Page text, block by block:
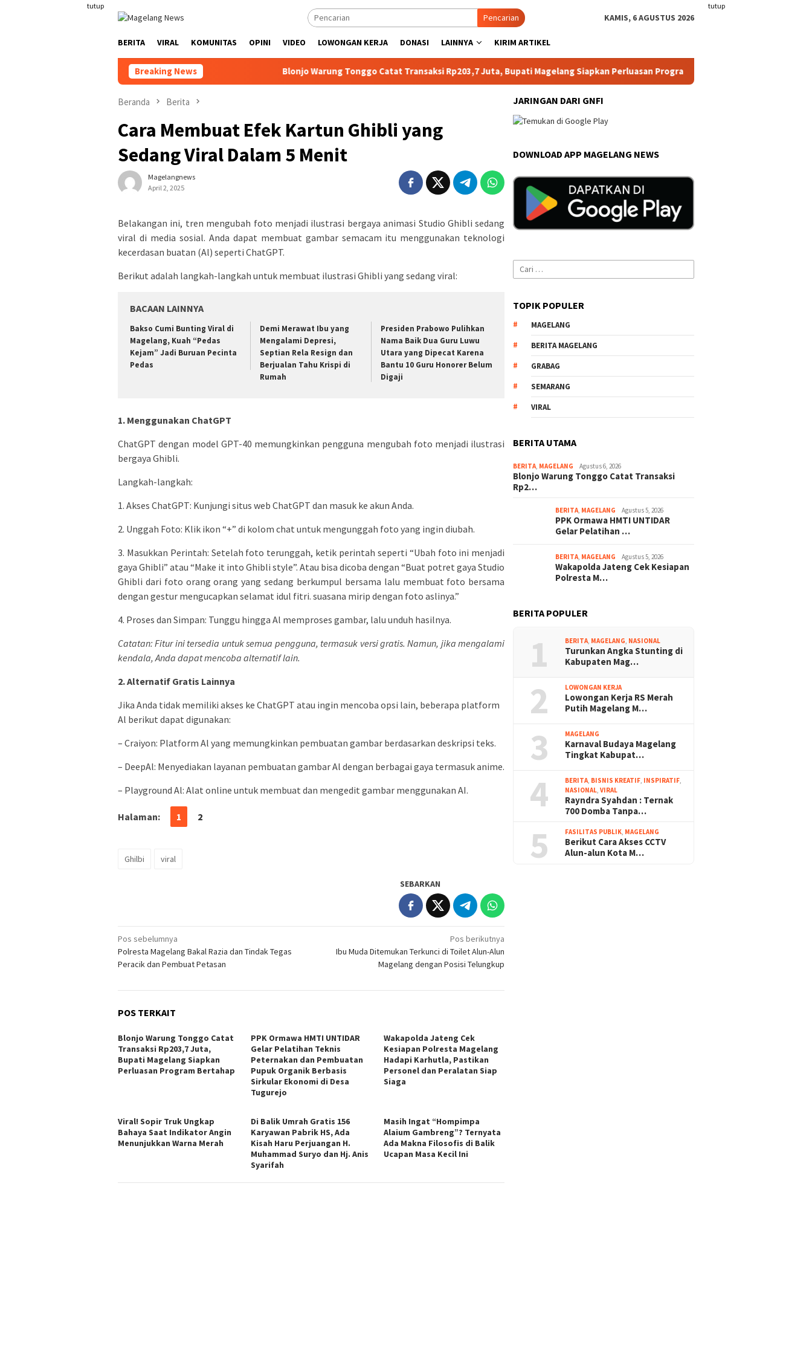
tutup tutup
Pencarian KAMIS, 6 AGUSTUS 2026
BERITA VIRAL KOMUNITAS OPINI VIDEO LOWONGAN KERJA DONASI LAINNYA KIRIM ARTIKEL
Breaking News Blonjo Warung Tonggo Catat Transaksi Rp203,7 Juta, Bupati Magelang Siapkan Perluasan Program Bertahap
Beranda Berita
Cara Membuat Efek Kartun Ghibli yang
Sedang Viral Dalam 5 Menit
Magelangnews
April 2, 2025
Belakangan ini, tren mengubah foto menjadi ilustrasi bergaya animasi Studio Ghibli sedang
viral di media sosial. Anda dapat membuat gambar semacam itu menggunakan teknologi
kecerdasan buatan (Al) seperti ChatGPT.
Berikut adalah langkah-langkah untuk membuat ilustrasi Ghibli yang sedang viral:
BACAAN LAINNYA
Bakso Cumi Bunting Viral di
Magelang, Kuah “Pedas
Kejam” Jadi Buruan Pecinta
Pedas
Demi Merawat Ibu yang
Mengalami Depresi,
Septian Rela Resign dan
Berjualan Tahu Krispi di
Rumah
Presiden Prabowo Pulihkan
Nama Baik Dua Guru Luwu
Utara yang Dipecat Karena
Bantu 10 Guru Honorer Belum
Digaji
1. Menggunakan ChatGPT
ChatGPT dengan model GPT-40 memungkinkan pengguna mengubah foto menjadi ilustrasi
bergaya Ghibli.
Langkah-langkah:
1. Akses ChatGPT: Kunjungi situs web ChatGPT dan masuk ke akun Anda.
2. Unggah Foto: Klik ikon “+” di kolom chat untuk mengunggah foto yang ingin diubah.
3. Masukkan Perintah: Setelah foto terunggah, ketik perintah seperti “Ubah foto ini menjadi
gaya Ghibli” atau “Make it into Ghibli style”. Atau bisa dicoba dengan “Buat potret gaya Studio
Ghibli dari foto orang orang yang sedang berkumpul bersama lalu membuat foto bersama
dengan gestur mengucapkan selamat idul fitri. suasana mirip dengan foto aslinya.”
4. Proses dan Simpan: Tunggu hingga Al memproses gambar, lalu unduh hasilnya.
Catatan: Fitur ini tersedia untuk semua pengguna, termasuk versi gratis. Namun, jika mengalami
kendala, Anda dapat mencoba alternatif lain.
2. Alternatif Gratis Lainnya
Jika Anda tidak memiliki akses ke ChatGPT atau ingin mencoba opsi lain, beberapa platform
Al berikut dapat digunakan:
– Craiyon: Platform Al yang memungkinkan pembuatan gambar berdasarkan deskripsi teks.
– DeepAl: Menyediakan layanan pembuatan gambar Al dengan berbagai gaya termasuk anime.
– Playground Al: Alat online untuk membuat dan mengedit gambar menggunakan AI.
Halaman: 1 2
Ghilbi viral
SEBARKAN
Navigasi
pos
Pos sebelumnya
Polresta Magelang Bakal Razia dan Tindak Tegas
Peracik dan Pembuat Petasan
Pos berikutnya
Ibu Muda Ditemukan Terkunci di Toilet Alun-Alun
Magelang dengan Posisi Telungkup
POS TERKAIT
Blonjo Warung Tonggo Catat
Transaksi Rp203,7 Juta,
Bupati Magelang Siapkan
Perluasan Program Bertahap
PPK Ormawa HMTI UNTIDAR
Gelar Pelatihan Teknis
Peternakan dan Pembuatan
Pupuk Organik Berbasis
Sirkular Ekonomi di Desa
Tugurejo
Wakapolda Jateng Cek
Kesiapan Polresta Magelang
Hadapi Karhutla, Pastikan
Personel dan Peralatan Siap
Siaga
Viral! Sopir Truk Ungkap
Bahaya Saat Indikator Angin
Menunjukkan Warna Merah
Di Balik Umrah Gratis 156
Karyawan Pabrik HS, Ada
Kisah Haru Perjuangan H.
Muhammad Suryo dan Hj. Anis
Syarifah
Masih Ingat “Hompimpa
Alaium Gambreng”? Ternyata
Ada Makna Filosofis di Balik
Ucapan Masa Kecil Ini
JARINGAN DARI GNFI
DOWNLOAD APP MAGELANG NEWS
Cari
untuk:
TOPIK POPULER
MAGELANG
BERITA MAGELANG
GRABAG
SEMARANG
VIRAL
BERITA UTAMA
BERITA, MAGELANG Agustus 6, 2026
Blonjo Warung Tonggo Catat Transaksi
Rp2…
BERITA, MAGELANG Agustus 5, 2026
PPK Ormawa HMTI UNTIDAR
Gelar Pelatihan …
BERITA, MAGELANG Agustus 5, 2026
Wakapolda Jateng Cek Kesiapan
Polresta M…
BERITA POPULER
1 BERITA, MAGELANG, NASIONAL
Turunkan Angka Stunting di
Kabupaten Mag…
2 LOWONGAN KERJA
Lowongan Kerja RS Merah
Putih Magelang M…
3 MAGELANG
Karnaval Budaya Magelang
Tingkat Kabupat…
4 BERITA, BISNIS KREATIF, INSPIRATIF,
NASIONAL,VIRAL
Rayndra Syahdan : Ternak
700 Domba Tanpa…
5 FASILITAS PUBLIK, MAGELANG
Berikut Cara Akses CCTV
Alun-alun Kota M…